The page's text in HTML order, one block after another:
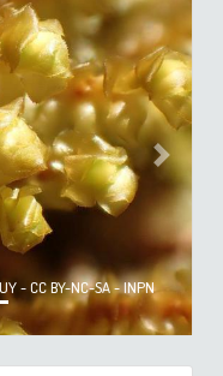
- CC BY-NC-SA - INPN
Next